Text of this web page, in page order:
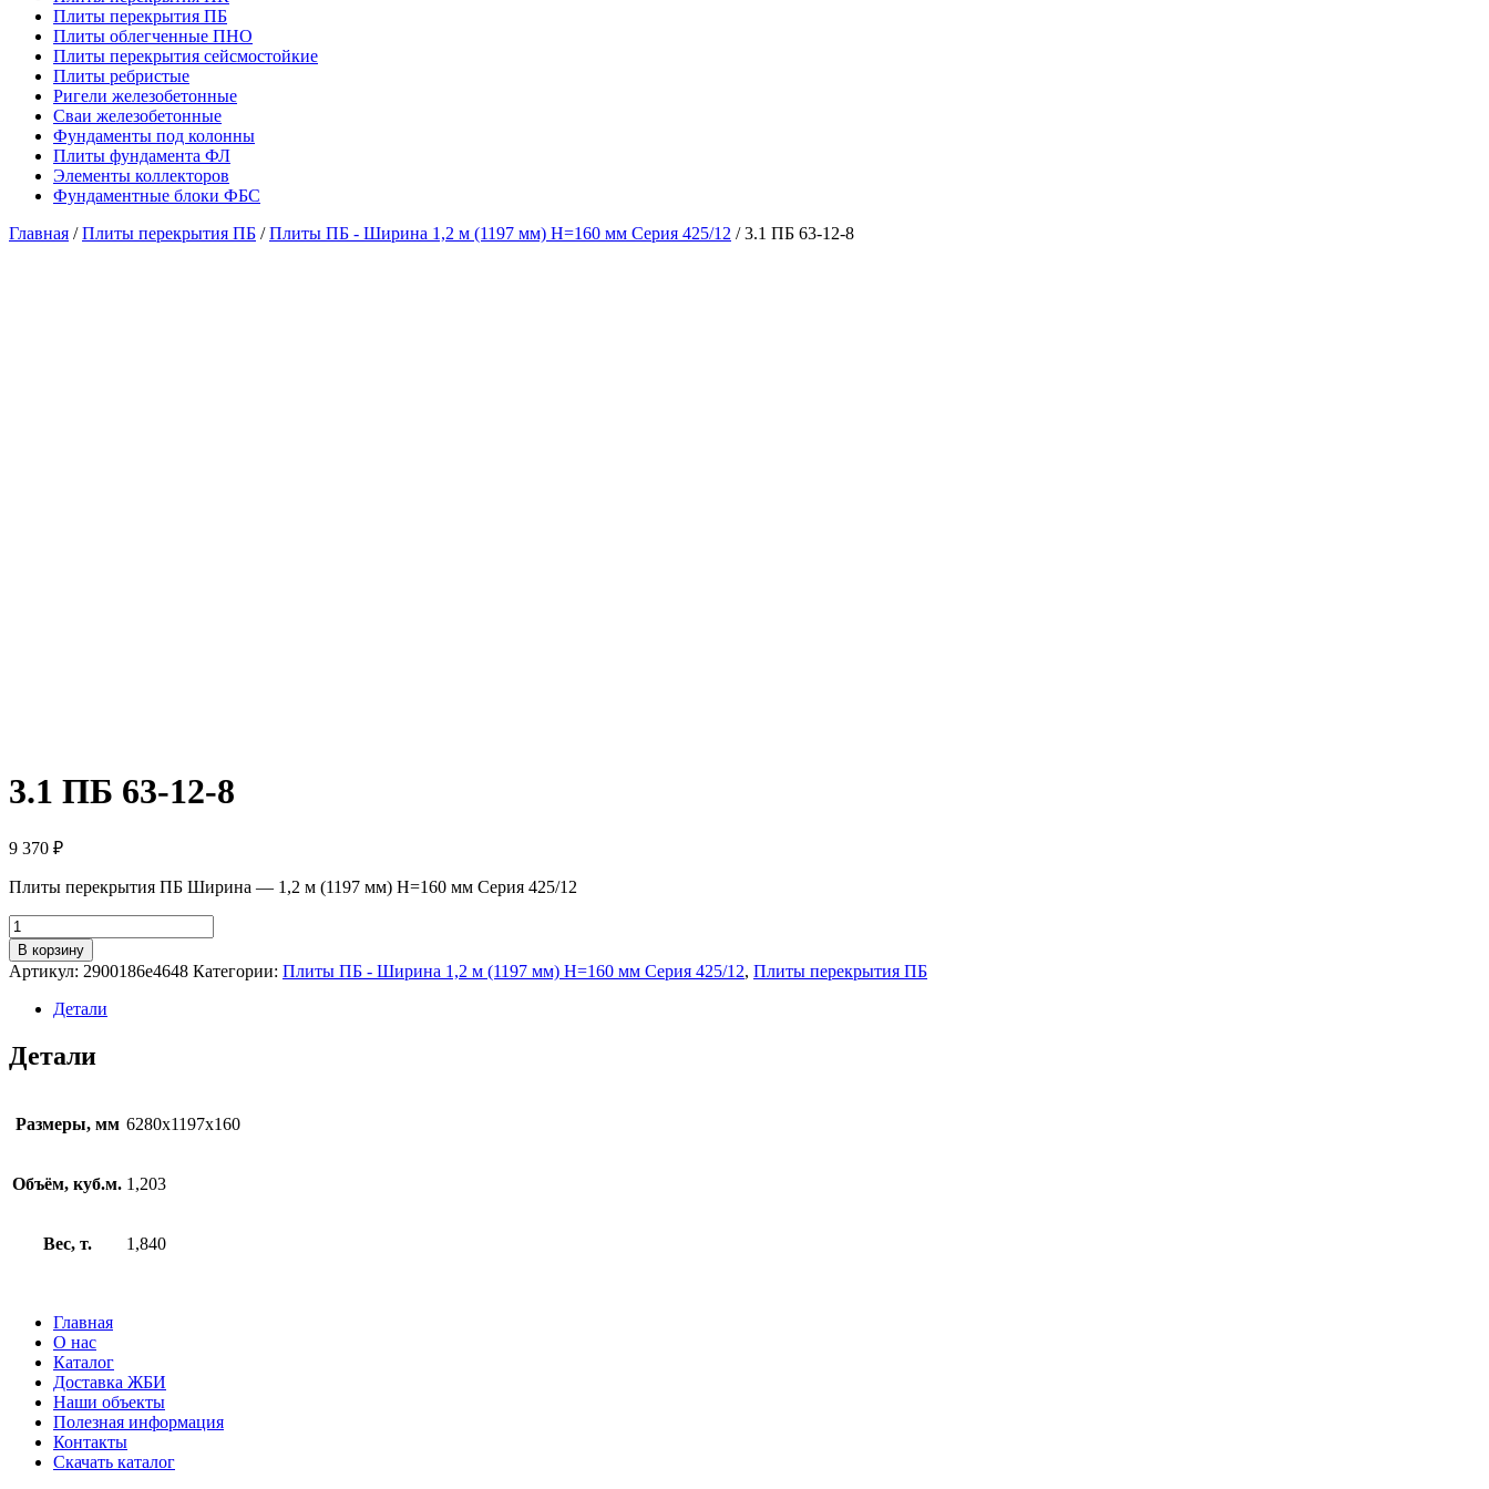
Плиты перекрытия ПБ
Плиты облегченные ПНО
Плиты перекрытия сейсмостойкие
Плиты ребристые
Ригели железобетонные
Сваи железобетонные
Фундаменты под колонны
Плиты фундамента ФЛ
Элементы коллекторов
Фундаментные блоки ФБС
Главная /Плиты перекрытия ПБ /Плиты ПБ - Ширина 1,2 м (1197 мм) H=160 мм Серия 425/12 / 3.1 ПБ 63-12-8
3.1 ПБ 63-12-8
9 370 ₽
Плиты перекрытия ПБ Ширина — 1,2 м (1197 мм) H=160 мм Серия 425/12
Количество
товара
3.1
ПБ
8
В корзину
Артикул: 2900186e4648 Категории: Плиты ПБ - Ширина 1,2 м (1197 мм) H=160 мм Серия 425/12, Плиты перекрытия ПБ
Детали
Детали
Размеры, мм 6280х1197х160
Объём, куб.м. 1,203
Вес, т. 1,840
Главная
О нас
Каталог
Доставка ЖБИ
Наши объекты
Полезная информация
Контакты
Скачать каталог